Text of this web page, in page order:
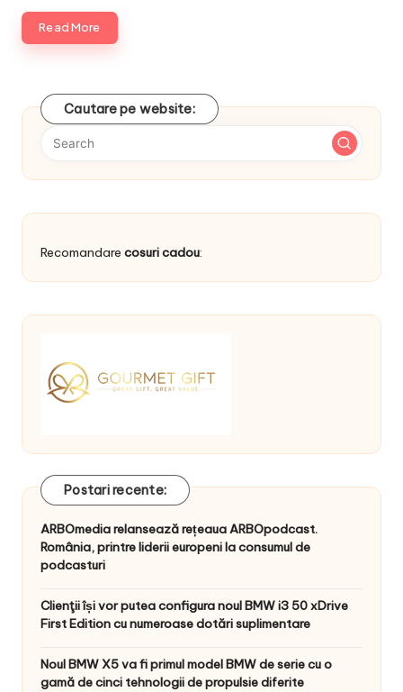
Read More
Cautare pe website:
Recomandare cosuri cadou:
Postari recente:
ARBOmedia relansează rețeaua ARBOpodcast.
România, printre liderii europeni la consumul de
podcasturi
Clienţii își vor putea configura noul BMW i3 50 xDrive
First Edition cu numeroase dotări suplimentare
Noul BMW X5 va fi primul model BMW de serie cu o
gamă de cinci tehnologii de propulsie diferite